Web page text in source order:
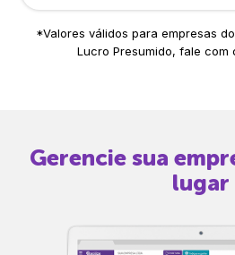
*Valores válidos para empresas
Lucro Presumido, fale com
Gerencie sua
lugar